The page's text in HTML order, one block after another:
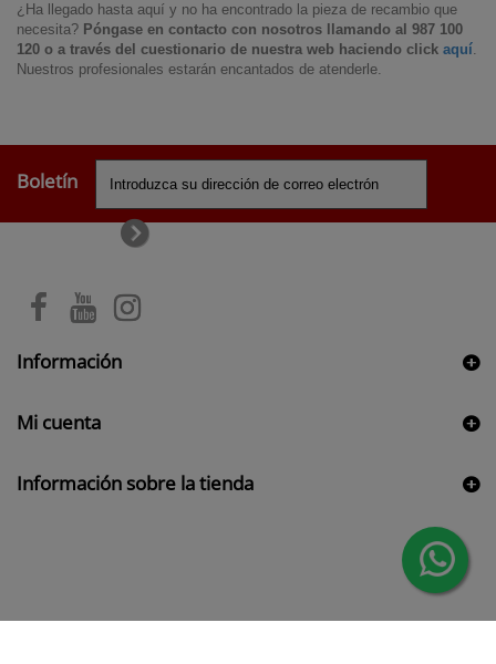
¿Ha llegado hasta aquí y no ha encontrado la pieza de recambio que
necesita? Póngase en contacto con nosotros llamando al 987 100
120 o a través del cuestionario de nuestra web haciendo click aquí.
Nuestros profesionales estarán encantados de atenderle.
Boletín
Información
Mi cuenta
Información sobre la tienda